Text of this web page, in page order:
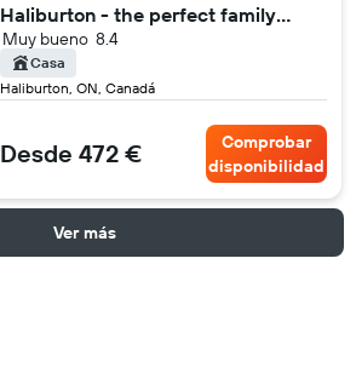
Haliburton - the perfect family
getaway!
Haliburton, ON, Canadá
8.4
Muy bueno
Casa
Desde 472 €
Comprobar
disponibilidad
Ver más